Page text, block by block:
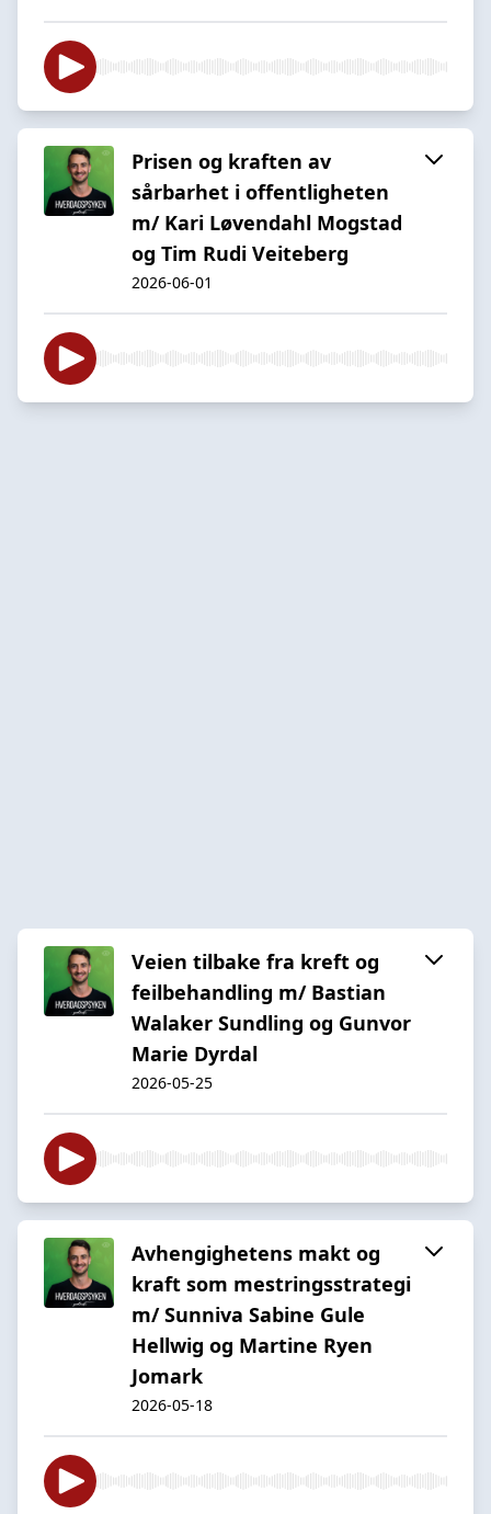
Prisen og kraften av
sårbarhet i offentligheten
m/ Kari Løvendahl Mogstad
og Tim Rudi Veiteberg
2026-06-01
Veien tilbake fra kreft og
feilbehandling m/ Bastian
Walaker Sundling og Gunvor
Marie Dyrdal
2026-05-25
Avhengighetens makt og
kraft som mestringsstrategi
m/ Sunniva Sabine Gule
Hellwig og Martine Ryen
Jomark
2026-05-18